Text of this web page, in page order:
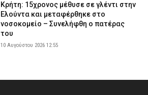
Κρήτη: 15χρονος μέθυσε σε γλέντι στην
Ελούντα και μεταφέρθηκε στο
νοσοκομείο – Συνελήφθη ο πατέρας
του
10 Αυγούστου 2026 12:55